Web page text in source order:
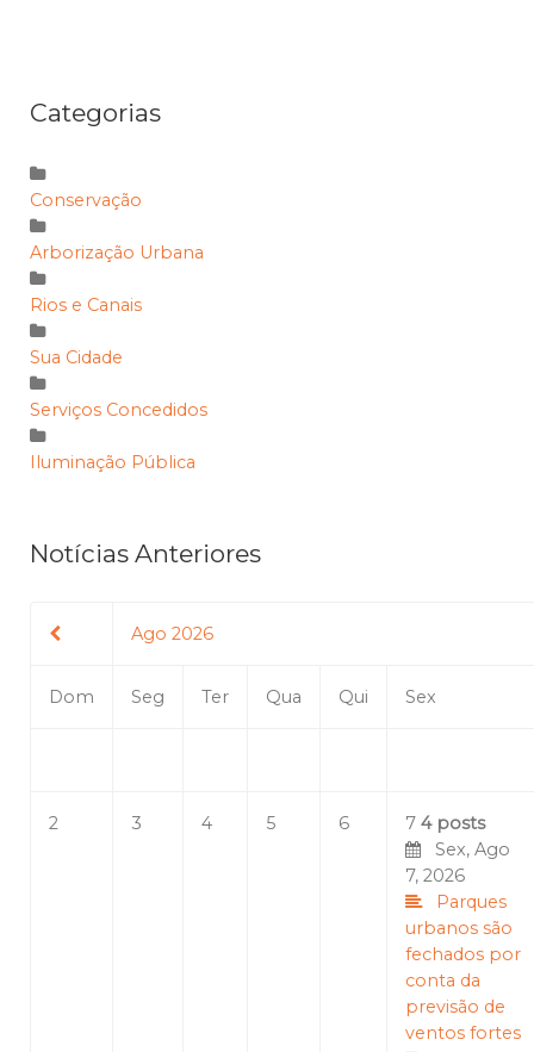
Categorias
Conservação
Arborização Urbana
Rios e Canais
Sua Cidade
Serviços Concedidos
Iluminação Pública
Notícias Anteriores
Ago 2026
Dom Seg Ter Qua Qui Sex
2 3 4 5 6 7 4 posts
Sex, Ago
7, 2026
Parques
urbanos são
fechados por
conta da
previsão de
ventos fortes